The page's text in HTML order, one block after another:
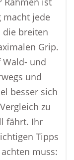
macht jede
die breiten
Grip.
und
und
besser sich
zu
fährt. Ihr
Tipps
muss: